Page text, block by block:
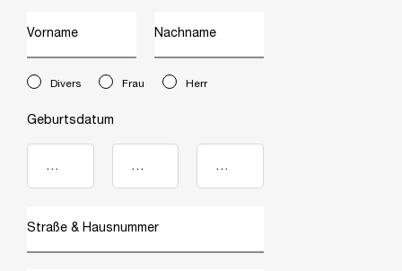
Vorname Nachname
newslettersignup.title.legend
Divers Frau Herr
Geburtsdatum
Straße & Hausnummer